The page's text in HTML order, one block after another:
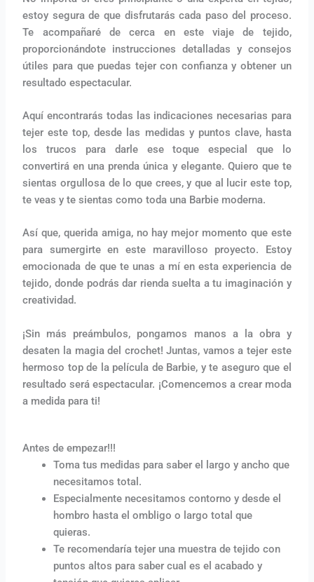
estoy segura de que disfrutarás cada paso del proceso.
Te acompañaré de cerca en este viaje de tejido,
proporcionándote instrucciones detalladas y consejos
útiles para que puedas tejer con confianza y obtener un
resultado espectacular.
Aquí encontrarás todas las indicaciones necesarias para
tejer este top, desde las medidas y puntos clave, hasta
los trucos para darle ese toque especial que lo
convertirá en una prenda única y elegante. Quiero que te
sientas orgullosa de lo que crees, y que al lucir este top,
te veas y te sientas como toda una Barbie moderna.
Así que, querida amiga, no hay mejor momento que este
para sumergirte en este maravilloso proyecto. Estoy
emocionada de que te unas a mí en esta experiencia de
tejido, donde podrás dar rienda suelta a tu imaginación y
creatividad.
¡Sin más preámbulos, pongamos manos a la obra y
desaten la magia del crochet! Juntas, vamos a tejer este
hermoso top de la película de Barbie, y te aseguro que el
resultado será espectacular. ¡Comencemos a crear moda
a medida para ti!
Antes de empezar!!!
Toma tus medidas para saber el largo y ancho que
necesitamos total.
Especialmente necesitamos contorno y desde el
hombro hasta el ombligo o largo total que
quieras.
Te recomendaría tejer una muestra de tejido con
puntos altos para saber cual es el acabado y